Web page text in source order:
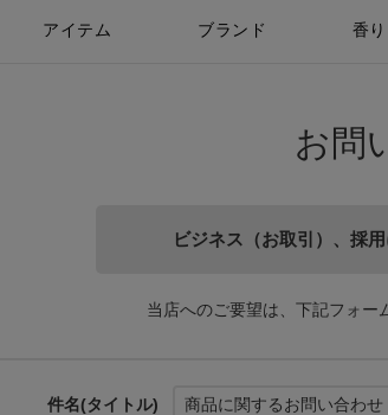
アイテム ブランド 香り
お問
ビジネス（お取引）、採
当店へのご要望は、下記フォー
件名(タイトル)